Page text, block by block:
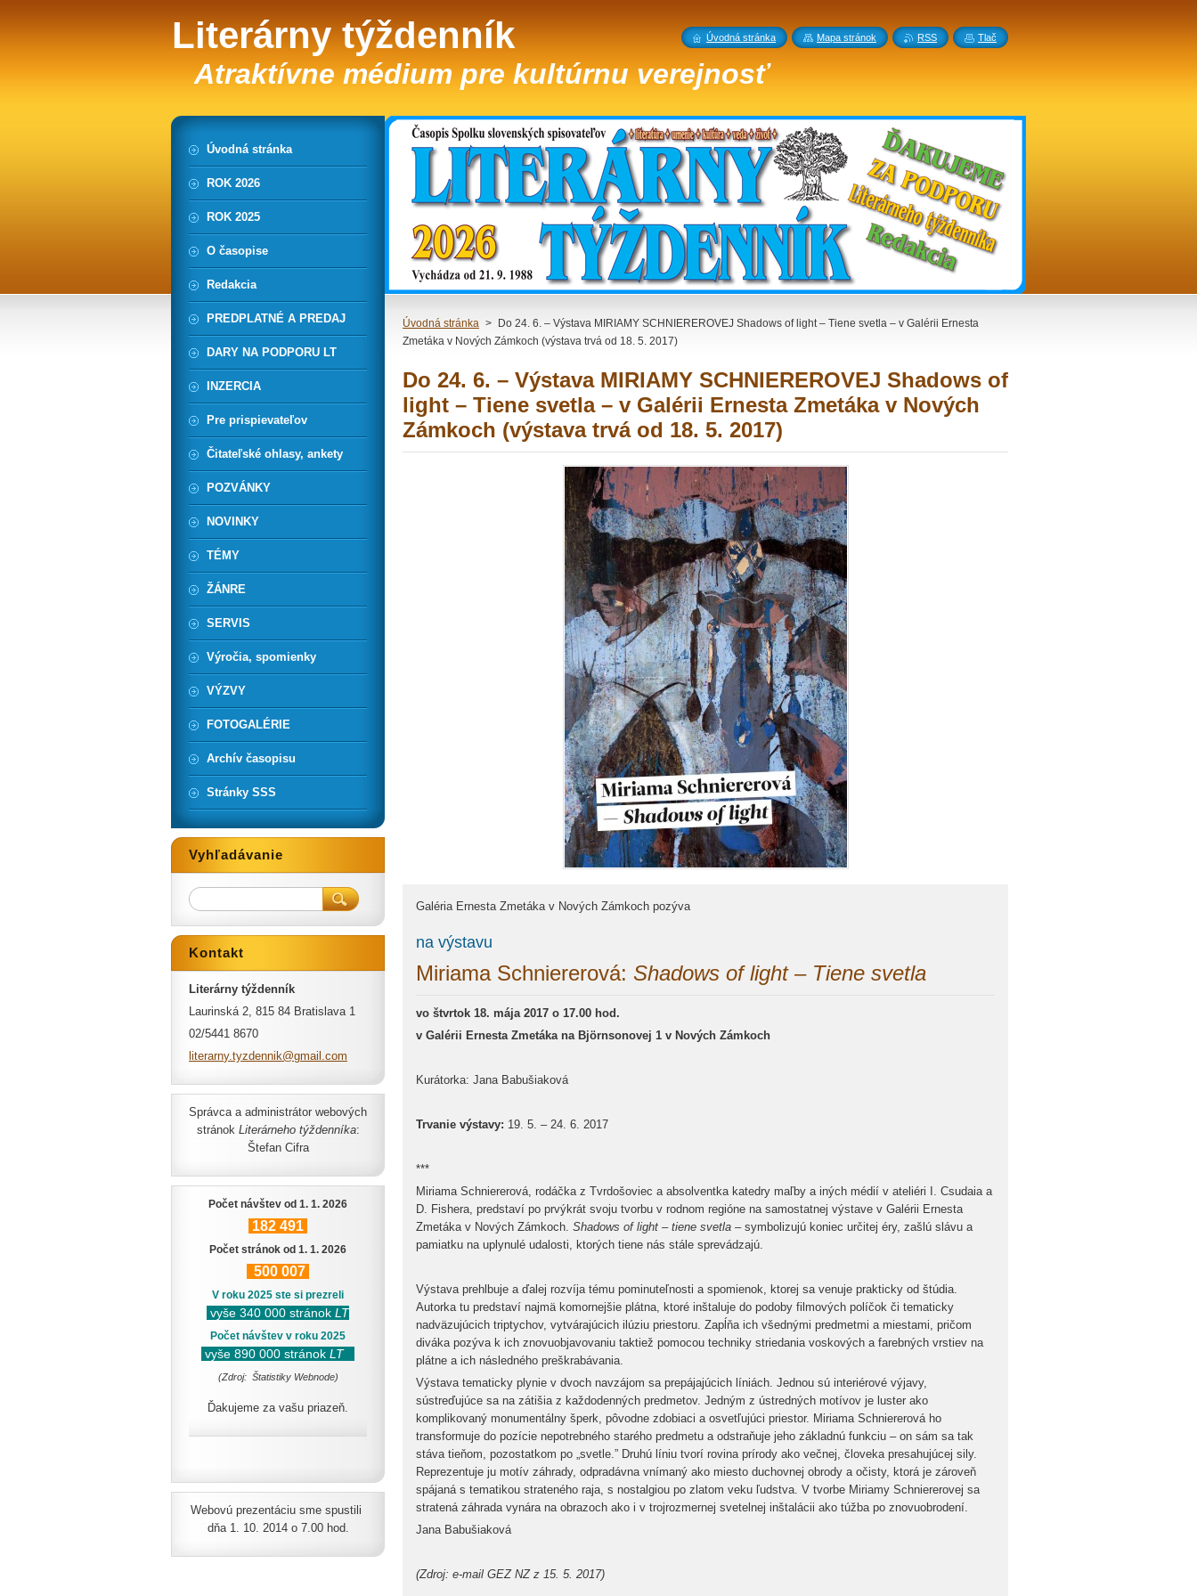
Literárny týždenník
Atraktívne médium pre kultúrnu verejnosť
Úvodná stránka >
Do 24. 6. – Výstava MIRIAMY SCHNIEREROVEJ Shadows of light – Tiene svetla – v Galérii Ernesta
Zmetáka v Nových Zámkoch (výstava trvá od 18. 5. 2017)
Do 24. 6. – Výstava MIRIAMY SCHNIEREROVEJ Shadows of
light – Tiene svetla – v Galérii Ernesta Zmetáka v Nových
Zámkoch (výstava trvá od 18. 5. 2017)
Galéria Ernesta Zmetáka v Nových Zámkoch pozýva
na výstavu
Miriama Schniererová: Shadows of light – Tiene svetla
vo štvrtok 18. mája 2017 o 17.00 hod.
v Galérii Ernesta Zmetáka na Björnsonovej 1 v Nových Zámkoch
Kurátorka: Jana Babušiaková
Trvanie výstavy: 19. 5. – 24. 6. 2017
***
Miriama Schniererová, rodáčka z Tvrdošoviec a absolventka katedry maľby a iných médií v ateliéri I. Csudaia a
D. Fishera, predstaví po prvýkrát svoju tvorbu v rodnom regióne na samostatnej výstave v Galérii Ernesta
Zmetáka v Nových Zámkoch. Shadows of light – tiene svetla – symbolizujú koniec určitej éry, zašlú slávu a
pamiatku na uplynulé udalosti, ktorých tiene nás stále sprevádzajú.
Výstava prehlbuje a ďalej rozvíja tému pominuteľnosti a spomienok, ktorej sa venuje prakticky od štúdia.
Autorka tu predstaví najmä komornejšie plátna, ktoré inštaluje do podoby filmových políčok či tematicky
nadväzujúcich triptychov, vytvárajúcich ilúziu priestoru. Zapĺňa ich všednými predmetmi a miestami, pričom
diváka pozýva k ich znovuobjavovaniu taktiež pomocou techniky striedania voskových a farebných vrstiev na
plátne a ich následného preškrabávania.
Výstava tematicky plynie v dvoch navzájom sa prepájajúcich líniách. Jednou sú interiérové výjavy,
sústreďujúce sa na zátišia z každodenných predmetov. Jedným z ústredných motívov je luster ako
komplikovaný monumentálny šperk, pôvodne zdobiaci a osvetľujúci priestor. Miriama Schniererová ho
transformuje do pozície nepotrebného starého predmetu a odstraňuje jeho základnú funkciu – on sám sa tak
stáva tieňom, pozostatkom po „svetle.” Druhú líniu tvorí rovina prírody ako večnej, človeka presahujúcej sily.
Reprezentuje ju motív záhrady, odpradávna vnímaný ako miesto duchovnej obrody a očisty, ktorá je zároveň
spájaná s tematikou strateného raja, s nostalgiou po zlatom veku ľudstva. V tvorbe Miriamy Schniererovej sa
stratená záhrada vynára na obrazoch ako i v trojrozmernej svetelnej inštalácii ako túžba po znovuobrodení.
Jana Babušiaková
(Zdroj: e-mail GEZ NZ z 15. 5. 2017)
Úvodná stránka
ROK 2026
ROK 2025
O časopise
Redakcia
PREDPLATNÉ A PREDAJ
DARY NA PODPORU LT
INZERCIA
Pre prispievateľov
Čitateľské ohlasy, ankety
POZVÁNKY
NOVINKY
TÉMY
ŽÁNRE
SERVIS
Výročia, spomienky
VÝZVY
FOTOGALÉRIE
Archív časopisu
Stránky SSS
Vyhľadávanie
Kontakt
Literárny týždenník
Laurinská 2, 815 84 Bratislava 1
02/5441 8670
literarny.tyzdennik@gmai l.com
Správca a administrátor webových
stránok Literárneho týždenníka:
Štefan Cifra
Počet návštev od 1. 1. 2026
182 491
Počet stránok od 1. 1. 2026
500 007
V roku 2025 ste si prezreli
vyše 340 000 stránok LT
Počet návštev v roku 2025
vyše 890 000 stránok LT
(Zdroj: Štatistiky Webnode)
Ďakujeme za vašu priazeň.
Webovú prezentáciu sme spustili
dňa 1. 10. 2014 o 7.00 hod.
Úvodná stránka Mapa stránok RSS Tlač